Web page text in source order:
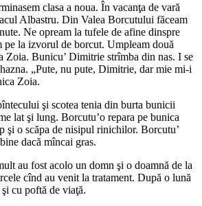
clasa a noua. În vacanţa de vară
Albastru. Din Valea Borcutului făceam
Ne opream la tufele de afine dinspre
pe la izvorul de borcut. Umpleam două
Zoia. Bunicu’ Dimitrie strîmba din nas. I se
„Pute, nu pute, Dimitrie, dar mie mi-i
Zoia.
şi scotea tenia din burta bunicii
lat şi lung. Borcutu’o repara pe bunica
şi o scăpa de nisipul rinichilor. Borcutu’
dacă mîncai gras.
au fost acolo un domn şi o doamnă de la
cînd au venit la tratament. După o lună
cu poftă de viaţă.